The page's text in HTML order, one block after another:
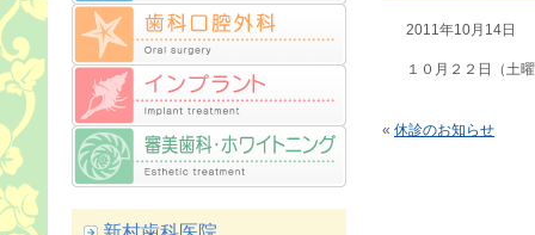
2011年10月14日
１０月２２日（土
« 休診のお知らせ